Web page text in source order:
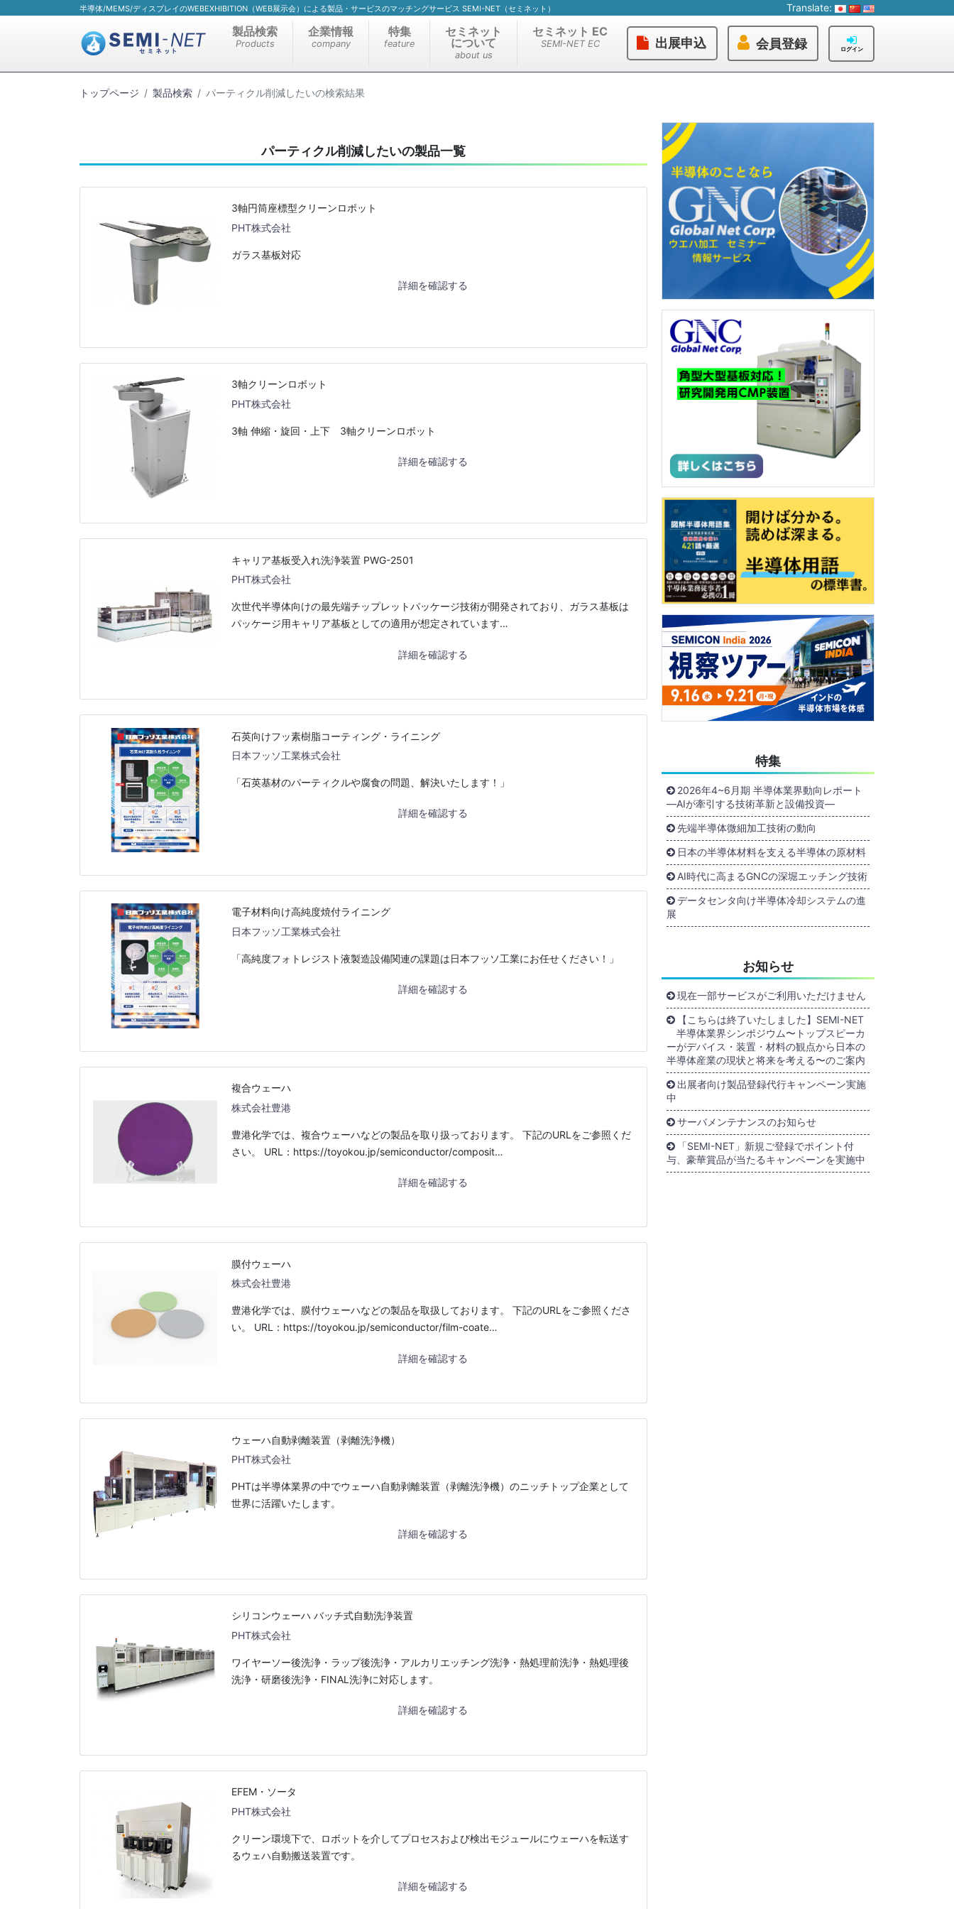
半導体/MEMS/ディスプレイのWEBEXHIBITION（WEB展示会）による製品・サービスのマッチングサービス SEMI-NET（セミネット） Translate:
製品検索
Products
企業情報
company
特集
feature
セミネット
について
about us
セミネット EC
SEMI-NET EC 出展申込 会員登録 ログイン
トップページ 製品検索 パーティクル削減したいの検索結果
パーティクル削減したいの製品一覧
3軸円筒座標型クリーンロボット
PHT株式会社
ガラス基板対応
詳細を確認する
3軸クリーンロボット
PHT株式会社
3軸 伸縮・旋回・上下 3軸クリーンロボット
詳細を確認する
キャリア基板受入れ洗浄装置 PWG-2501
PHT株式会社
次世代半導体向けの最先端チップレットパッケージ技術が開発されており、ガラス基板は
パッケージ用キャリア基板としての適用が想定されています…
詳細を確認する
石英向けフッ素樹脂コーティング・ライニング
日本フッソ工業株式会社
「石英基材のパーティクルや腐食の問題、解決いたします！」
詳細を確認する
電子材料向け高純度焼付ライニング
日本フッソ工業株式会社
「高純度フォトレジスト液製造設備関連の課題は日本フッソ工業にお任せください！」
詳細を確認する
複合ウェーハ
株式会社豊港
豊港化学では、複合ウェーハなどの製品を取り扱っております。 下記のURLをご参照くだ
さい。 URL：https://toyokou.jp/semiconductor/composit…
詳細を確認する
膜付ウェーハ
株式会社豊港
豊港化学では、膜付ウェーハなどの製品を取扱しております。 下記のURLをご参照くださ
い。 URL：https://toyokou.jp/semiconductor/film-coate…
詳細を確認する
ウェーハ自動剥離装置（剥離洗浄機）
PHT株式会社
PHTは半導体業界の中でウェーハ自動剥離装置（剥離洗浄機）のニッチトップ企業として
世界に活躍いたします。
詳細を確認する
シリコンウェーハ バッチ式自動洗浄装置
PHT株式会社
ワイヤーソー後洗浄・ラップ後洗浄・アルカリエッチング洗浄・熱処理前洗浄・熱処理後
洗浄・研磨後洗浄・FINAL洗浄に対応します。
詳細を確認する
EFEM・ソータ
PHT株式会社
クリーン環境下で、ロボットを介してプロセスおよび検出モジュールにウェーハを転送す
るウェハ自動搬送装置です。
詳細を確認する
特集
2026年4~6月期 半導体業界動向レポート
―AIが牽引する技術革新と設備投資―
先端半導体微細加工技術の動向
日本の半導体材料を支える半導体の原材料
AI時代に高まるGNCの深堀エッチング技術
データセンタ向け半導体冷却システムの進
展
お知らせ
現在一部サービスがご利用いただけません
【こちらは終了いたしました】SEMI-NET
半導体業界シンポジウム〜トップスピーカ
ーがデバイス・装置・材料の観点から日本の
半導体産業の現状と将来を考える〜のご案内
出展者向け製品登録代行キャンペーン実施
中
サーバメンテナンスのお知らせ
「SEMI-NET」新規ご登録でポイント付
与、豪華賞品が当たるキャンペーンを実施中